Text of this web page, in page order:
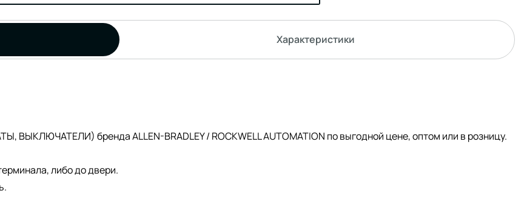
Характеристики
бренда ALLEN-BRADLEY / ROCKWELL AUTOMATION по выгодной цене, оптом или в розницу.
либо до двери.